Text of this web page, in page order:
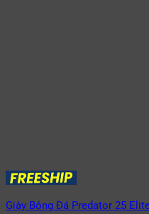
Giày Bóng Đá Predator 25